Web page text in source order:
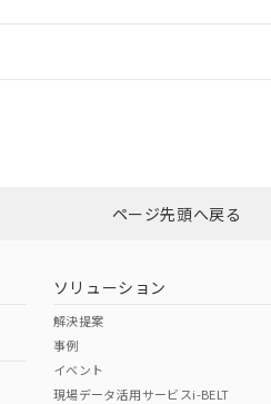
ロードはこちら
（日本
（アメリカ
ページ先頭へ戻る
ソリューション
解決提案
事例
イベント
現場データ活用サービスi-BELT